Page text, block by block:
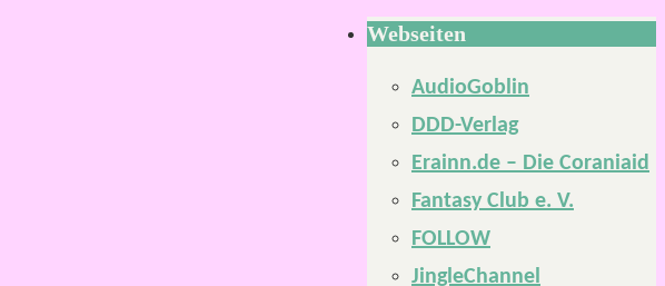
Webseiten
AudioGoblin
DDD-Verlag
Erainn.de – Die Coraniaid
Fantasy Club e. V.
FOLLOW
JingleChannel